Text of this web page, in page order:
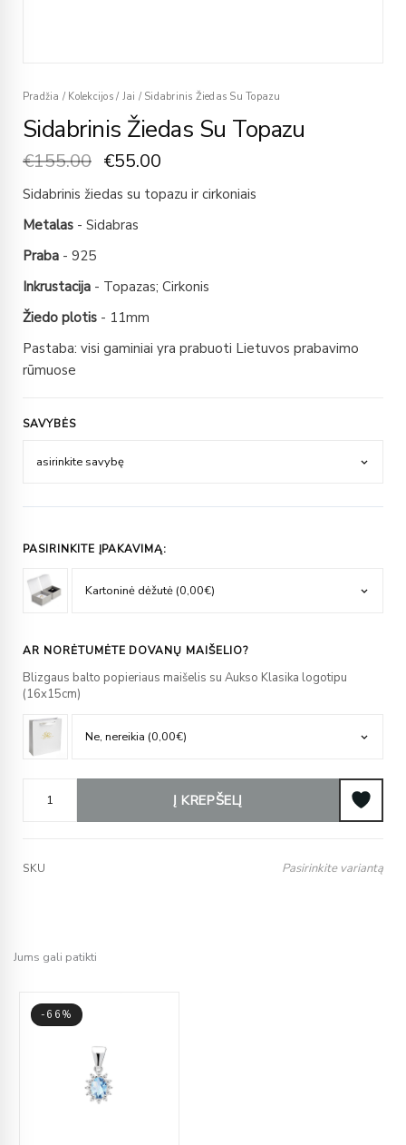
Pradžia / Kolekcijos / Jai /Sidabrinis Žiedas Su Topazu
Sidabrinis Žiedas Su Topazu
€155.00 €55.00
Sidabrinis žiedas su topazu ir cirkoniais
Metalas - Sidabras
Praba - 925
Inkrustacija - Topazas; Cirkonis
Žiedo plotis - 11mm
Pastaba: visi gaminiai yra prabuoti Lietuvos prabavimo
rūmuose
SAVYBĖS
PASIRINKITE ĮPAKAVIMĄ:
AR NORĖTUMĖTE DOVANŲ MAIŠELIO?
Blizgaus balto popieriaus maišelis su Aukso Klasika logotipu
(16x15cm)
Į KREPŠELĮ
SKU Pasirinkite variantą
Jums gali patikti
-66%